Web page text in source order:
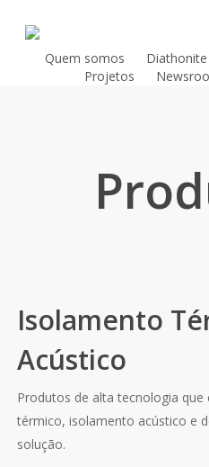
Quem somos Diathonite
Projetos
Isolamento
Acústico
Produtos de alta tecnologia
térmico, isolamento acústico e
solução.